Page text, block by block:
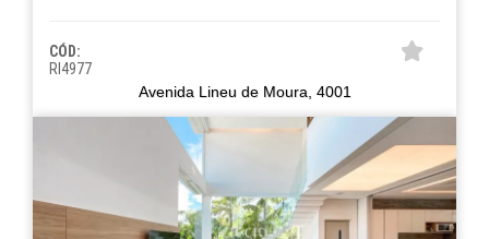
CÓD:
RI4977
Avenida Lineu de Moura, 4001